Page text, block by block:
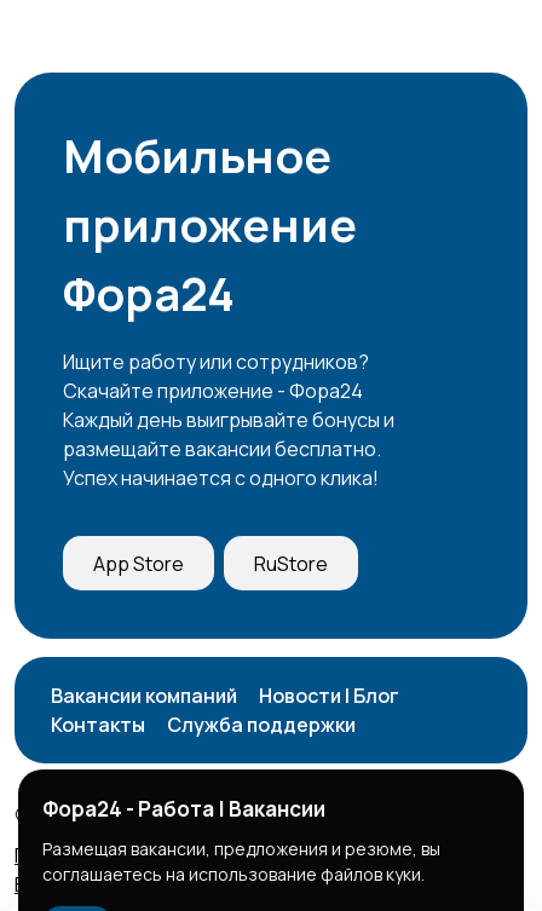
закупки
Работа вахтой30
Рестораны и
Служба по контракту
Спорт и красота
Мобильное
приложение
Фора24
Ищите работу или сотрудников?
Скачайте приложение - Фора24
Каждый день выигрывайте бонусы и
размещайте вакансии бесплатно.
Успех начинается с одного клика!
App Store RuStore
Вакансии компаний
Новости | Блог
Контакты
Служба поддержки
© 2026 Фора24 | Вакансии
Правила сервиса
Политика конфиденциальности
Бизнес тарифы
Безопасные сделки
Фора24 - Работа | Вакансии
Размещая вакансии, предложения и резюме, вы
соглашаетесь на использование файлов куки.